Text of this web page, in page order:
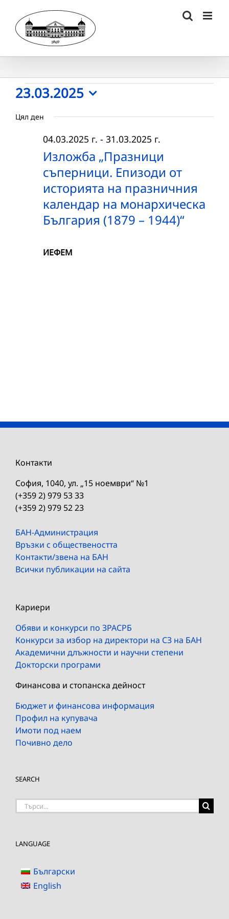
content
Събития
for
23.03.2025
23.03.2025
date.
Цял ден
Изложба „Празници
съперници. Епизоди от
историята на празничния
календар на монархическа
България (1879 – 1944)“
04.03.2025 г. - 31.03.2025 г.
ИЕФЕМ
Контакти
София, 1040, ул. „15 ноември“ №1
(+359 2) 979 53 33
(+359 2) 979 52 23
БАН-Администрация
Връзки с обществеността
Контакти/звена на БАН
Всички публикации на сайта
Кариери
Обяви и конкурси по ЗРАСРБ
Конкурси за избор на директори на СЗ на БАН
Академични длъжности и научни степени
Докторски програми
Финансова и стопанска дейност
Бюджет и финансова информация
Профил на купувача
Имоти под наем
Почивно дело
SEARCH
Търсене
LANGUAGE
Български
English